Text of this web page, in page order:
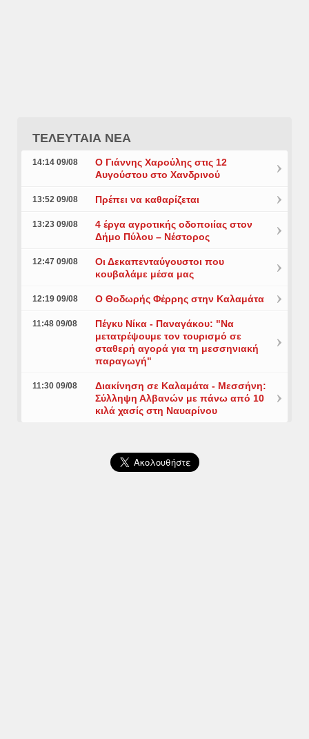
ΤΕΛΕΥΤΑΙΑ ΝΕΑ
14:14 09/08
Ο Γιάννης Χαρούλης στις 12
Αυγούστου στο Χανδρινού
13:52 09/08 Πρέπει να καθαρίζεται
13:23 09/08
4 έργα αγροτικής οδοποιίας στον
Δήμο Πύλου – Νέστορος
12:47 09/08
Οι Δεκαπενταύγουστοι που
κουβαλάμε μέσα μας
12:19 09/08 Ο Θοδωρής Φέρρης στην Καλαμάτα
11:48 09/08
Πέγκυ Νίκα - Παναγάκου: "Να
μετατρέψουμε τον τουρισμό σε
σταθερή αγορά για τη μεσσηνιακή
παραγωγή"
11:30 09/08
Διακίνηση σε Καλαμάτα - Μεσσήνη:
Σύλληψη Αλβανών με πάνω από 10
κιλά χασίς στη Ναυαρίνου